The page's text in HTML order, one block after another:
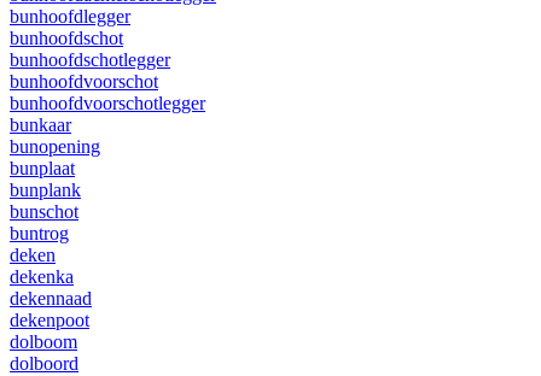
bunhoofdlegger
bunhoofdschot
bunhoofdschotlegger
bunhoofdvoorschot
bunhoofdvoorschotlegger
bunkaar
bunopening
bunplaat
bunplank
bunschot
buntrog
deken
dekenka
dekennaad
dekenpoot
dolboom
dolboord